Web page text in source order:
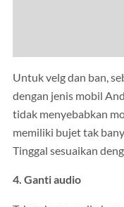
Untuk velg dan ban,
dengan jenis mobil
tidak menyebabkan
memiliki bujet tak
Tinggal sesuaikan
4. Ganti audio